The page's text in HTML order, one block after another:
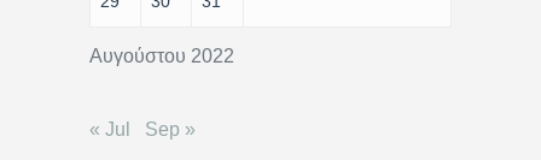
Αυγούστου 2022
« Jul Sep »